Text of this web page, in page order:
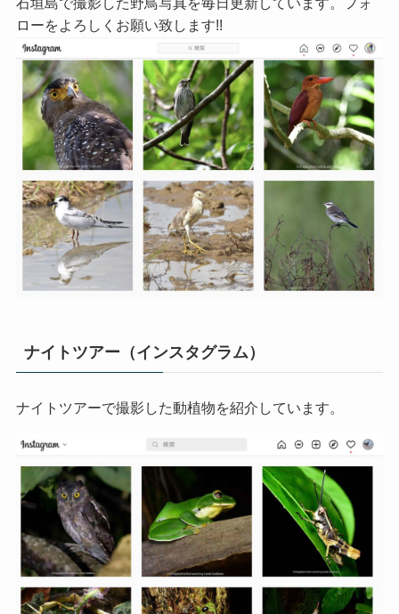
ローをよろしくお願い致します!!
ナイトツアー（インスタグラム）
ナイトツアーで撮影した動植物を紹介しています。